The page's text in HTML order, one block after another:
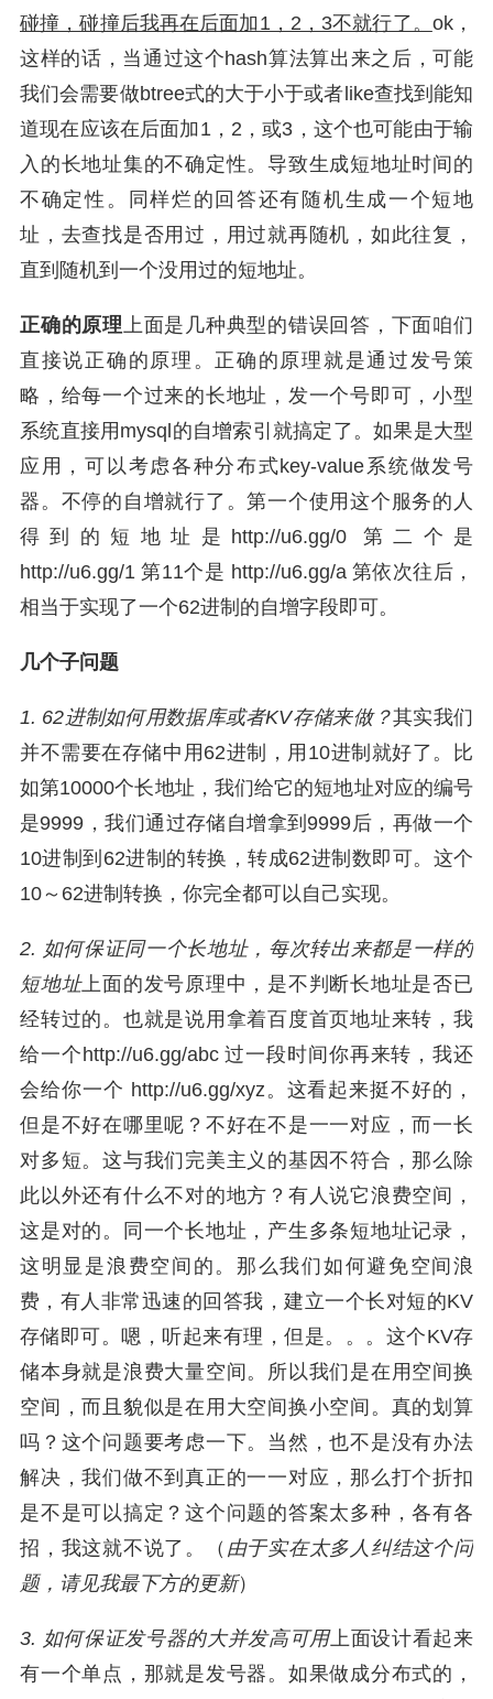
碰撞，碰撞后我再在后面加1，2，3不就行了。 ok，
这样的话，当通过这个hash算法算出来之后，可能
我们会需要做btree式的大于小于或者like查找到能知
道现在应该在后面加1，2，或3，这个也可能由于输
入的长地址集的不确定性。导致生成短地址时间的
不确定性。同样烂的回答还有随机生成一个短地
址，去查找是否用过，用过就再随机，如此往复，
直到随机到一个没用过的短地址。
正确的原理上面是几种典型的错误回答，下面咱们
直接说正确的原理。正确的原理就是通过发号策
略，给每一个过来的长地址，发一个号即可，小型
系统直接用mysql的自增索引就搞定了。如果是大型
应用，可以考虑各种分布式key-value系统做发号
器。不停的自增就行了。第一个使用这个服务的人
得到的短地址是 http://u6.gg/0 第二个是
http://u6.gg/1 第11个是 http://u6.gg/a第依次往后，
相当于实现了一个62进制的自增字段即可。
几个子问题
1. 62进制如何用数据库或者KV存储来做？其实我们
并不需要在存储中用62进制，用10进制就好了。比
如第10000个长地址，我们给它的短地址对应的编号
是9999，我们通过存储自增拿到9999后，再做一个
10进制到62进制的转换，转成62进制数即可。这个
10～62进制转换，你完全都可以自己实现。
2. 如何保证同一个长地址，每次转出来都是一样的
短地址上面的发号原理中，是不判断长地址是否已
经转过的。也就是说用拿着百度首页地址来转，我
给一个 http://u6.gg/abc过一段时间你再来转，我还
会给你一个 http://u6.gg/xyz。这看起来挺不好的，
但是不好在哪里呢？不好在不是一一对应，而一长
对多短。这与我们完美主义的基因不符合，那么除
此以外还有什么不对的地方？有人说它浪费空间，
这是对的。同一个长地址，产生多条短地址记录，
这明显是浪费空间的。那么我们如何避免空间浪
费，有人非常迅速的回答我，建立一个长对短的KV
存储即可。嗯，听起来有理，但是。。。这个KV存
储本身就是浪费大量空间。所以我们是在用空间换
空间，而且貌似是在用大空间换小空间。真的划算
吗？这个问题要考虑一下。当然，也不是没有办法
解决，我们做不到真正的一一对应，那么打个折扣
是不是可以搞定？这个问题的答案太多种，各有各
招，我这就不说了。（ 由于实在太多人纠结这个问
题，请见我最下方的更新）
3. 如何保证发号器的大并发高可用上面设计看起来
有一个单点，那就是发号器。如果做成分布式的，